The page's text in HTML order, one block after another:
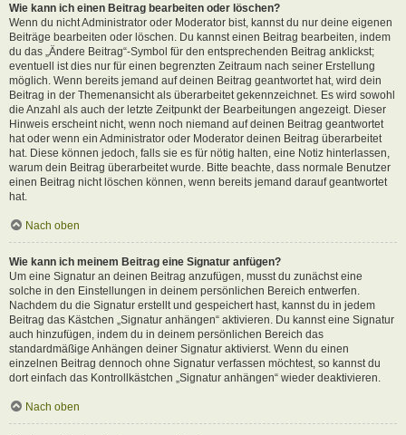
Wie kann ich einen Beitrag bearbeiten oder löschen?
Wenn du nicht Administrator oder Moderator bist, kannst du nur deine eigenen
Beiträge bearbeiten oder löschen. Du kannst einen Beitrag bearbeiten, indem
du das „Ändere Beitrag“-Symbol für den entsprechenden Beitrag anklickst;
eventuell ist dies nur für einen begrenzten Zeitraum nach seiner Erstellung
möglich. Wenn bereits jemand auf deinen Beitrag geantwortet hat, wird dein
Beitrag in der Themenansicht als überarbeitet gekennzeichnet. Es wird sowohl
die Anzahl als auch der letzte Zeitpunkt der Bearbeitungen angezeigt. Dieser
Hinweis erscheint nicht, wenn noch niemand auf deinen Beitrag geantwortet
hat oder wenn ein Administrator oder Moderator deinen Beitrag überarbeitet
hat. Diese können jedoch, falls sie es für nötig halten, eine Notiz hinterlassen,
warum dein Beitrag überarbeitet wurde. Bitte beachte, dass normale Benutzer
einen Beitrag nicht löschen können, wenn bereits jemand darauf geantwortet
hat.
Nach oben
Wie kann ich meinem Beitrag eine Signatur anfügen?
Um eine Signatur an deinen Beitrag anzufügen, musst du zunächst eine
solche in den Einstellungen in deinem persönlichen Bereich entwerfen.
Nachdem du die Signatur erstellt und gespeichert hast, kannst du in jedem
Beitrag das Kästchen „Signatur anhängen“ aktivieren. Du kannst eine Signatur
auch hinzufügen, indem du in deinem persönlichen Bereich das
standardmäßige Anhängen deiner Signatur aktivierst. Wenn du einen
einzelnen Beitrag dennoch ohne Signatur verfassen möchtest, so kannst du
dort einfach das Kontrollkästchen „Signatur anhängen“ wieder deaktivieren.
Nach oben